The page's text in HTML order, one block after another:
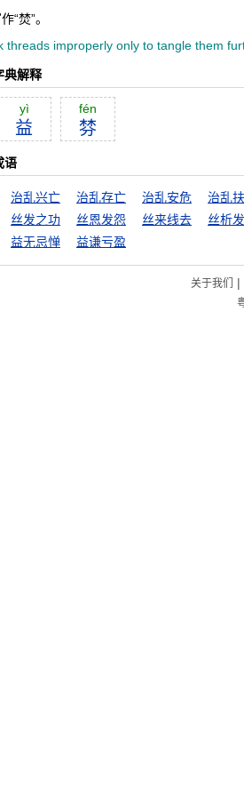
“焚”。
threads improperly only to tangle them
典解释
yì
益
fén
棼
语
治乱兴亡 治乱存亡 治乱安危
治乱
丝发之功 丝恩发怨 丝来线去
丝析
益无忌惮 益谦亏盈
关于我们 |